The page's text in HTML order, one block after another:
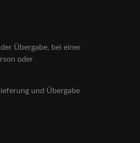
Übergabe, bei einer
oder
und Übergabe